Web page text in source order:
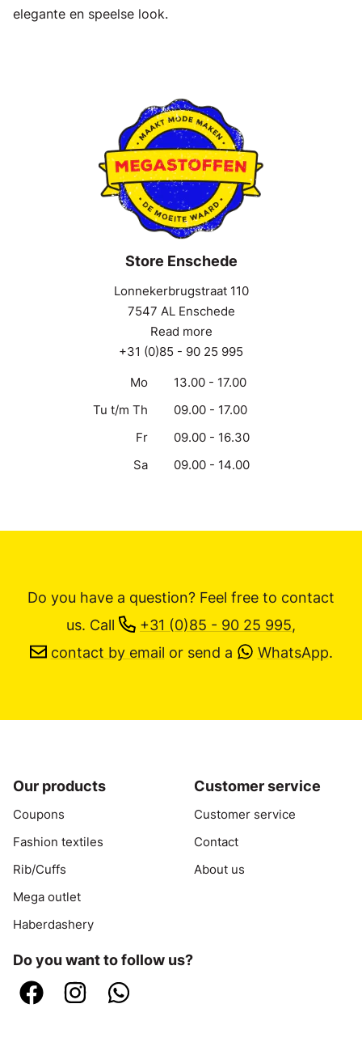
elegante en speelse look.
Store Enschede
Lonnekerbrugstraat 110
7547 AL Enschede
Read more
+31 (0)85 - 90 25 995
Mo
13.00 - 17.00
Tu t/m Th
09.00 - 17.00
Fr
09.00 - 16.30
Sa
09.00 - 14.00
Do you have a question? Feel free to contact
us. Call +31 (0)85 - 90 25 995,
contact by email or send a WhatsApp.
Our products
Coupons
Fashion textiles
Rib/Cuffs
Mega outlet
Haberdashery
Customer service
Customer service
Contact
About us
Do you want to follow us?